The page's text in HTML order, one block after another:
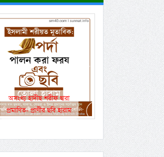
একই রানওয়েতে সামরিক-
বেসামরিক ফ্লাইট!